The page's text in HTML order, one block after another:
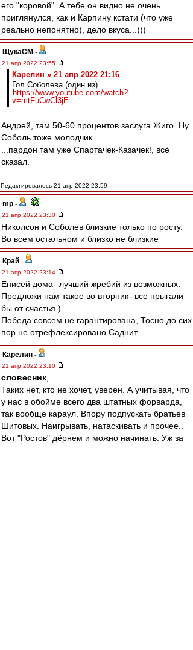
его "коровой". А тебе он видно не очень
приглянулся, как и Карпину кстати (что уже
реально непонятно), дело вкуса...)))
ЩукаСМ -
21 апр 2022 23:55
Карелин » 21 апр 2022 21:16
Гол Соболева (один из)
https://www.youtube.com/watch?
v=mtFuCwCl3jE
Андрей, там 50-60 процентов заслуга Жиго. Ну
Соболь тоже молодчик.
...пардон там уже Спартачек-Казачек!, всё
сказал.
Редактировалось 21 апр 2022 23:59
mp -
21 апр 2022 23:30
Николсон и Соболев близкие только по росту.
Во всем остальном и близко не близкие
Край -
21 апр 2022 23:14
Енисей дома--лучший жребий из возможных.
Предложи нам такое во вторник--все прыгали
бы от счастья.)
Победа совсем не гарантирована, Тосно до сих
пор не отрефлексировано.Саднит..
Карелин -
21 апр 2022 23:10
словесник
Таких нет, кто не хочет, уверен. А учитывая, что
у нас в обойме всего два штатных форварда,
так вообще караул. Впору подпускать братьев
Шитовых. Наигрывать, натаскивать и прочее..
Вот "Ростов" дёрнем и можно начинать. Уж за